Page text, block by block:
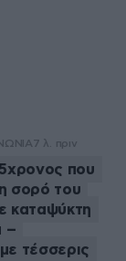
7 λ. πριν
που
σορό του
καταψύκτη
–
τέσσερις